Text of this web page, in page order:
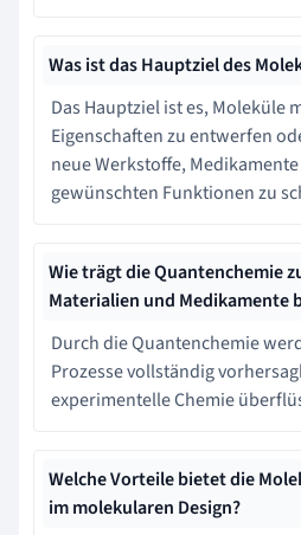
Was ist das Hauptziel des
Das Hauptziel ist es, Moleküle
Eigenschaften zu entwerfen
neue Werkstoffe,
gewünschten Funktionen zu
Wie trägt die Quantenchemie
Materialien und Medikamente
Durch die Quantenchemie
Prozesse vollständig
experimentelle Chemie
Welche Vorteile bietet die
im molekularen Design?